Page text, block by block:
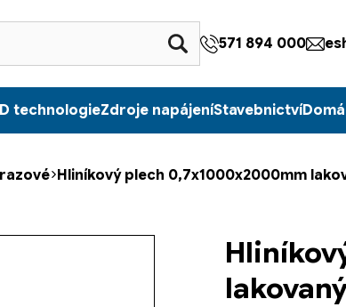
571 894 000
technologieZdroje napájeníStavebnictví
Hliníkový plech 0,7x1000x2000mm